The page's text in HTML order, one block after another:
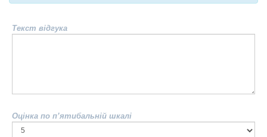
Текст відгука
Оцінка по п’ятибальній шкалі